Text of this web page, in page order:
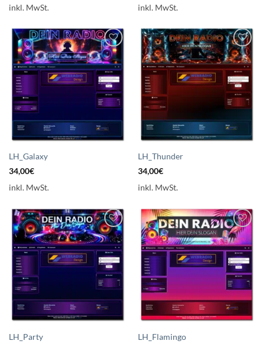
inkl. MwSt.
inkl. MwSt.
Auf die
Wunschliste
setzen
LH_Galaxy
34,00€
inkl. MwSt.
Auf die
Wunschliste
setzen
LH_Thunder
34,00€
inkl. MwSt.
Auf die
Wunschliste
setzen
LH_Party
Auf die
Wunschliste
setzen
LH_Flamingo